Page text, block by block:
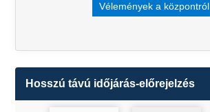
Vélemények a központról
Hosszú távú időjárás-előrejelzés